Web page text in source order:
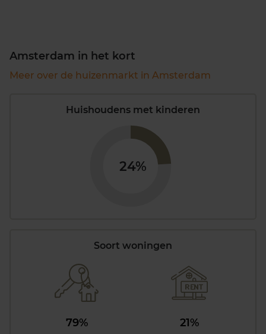
Amsterdam in het kort
Meer over de huizenmarkt in Amsterdam
Huishoudens met kinderen
24%
Soort woningen
79%
21%